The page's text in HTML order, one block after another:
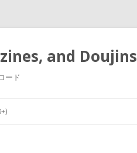
and Doujins
ード